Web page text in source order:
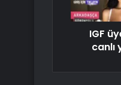
IGF
canlı